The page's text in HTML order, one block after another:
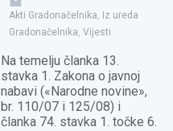
Akti Gradonačelnika Iz ureda
Gradonačelnika ,Vijesti
Na temelju članka 13.
stavka 1. Zakona o javnoj
nabavi («Narodne novine»,
br. 110/07 i 125/08) i
članka 74. stavka 1. točke 6.